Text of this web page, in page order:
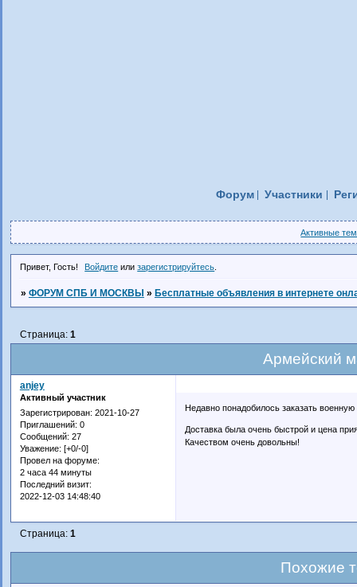
Форум Участники
Активные
Привет, Гость! Войдите илизарегистрируйтесь
» ФОРУМ СПБ И МОСКВЫ » Бесплатные объявления в интернете
Армейский
Страница: 1
anjey
Активный участник
Зарегистрирован: 2021-10-27
Приглашений: 0
Сообщений: 27
Уважение: [+0/-0]
Провел на форуме:
2 часа 44 минуты
Последний визит:
2022-12-03 14:48:40
Недавно понадобилось заказать
Доставка была очень быстрой и цена
Качеством очень довольны!
Страница: 1
Похожие